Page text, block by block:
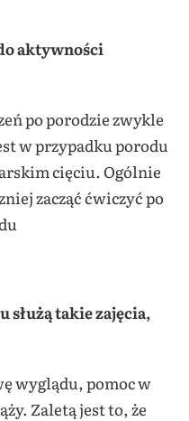
aktywności
po porodzie zwykle
w przypadku porodu
cięciu. Ogólnie
zacząć ćwiczyć po
służą takie zajęcia,
wyglądu, pomoc w
Zaletą jest to, że